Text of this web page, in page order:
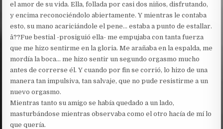
el amor de su vida. Ella, follada por casi dos niños, disfrutando,
y encima reconociéndolo abiertamente. Y mientras le contaba
esto, su mano acariciándole el pene… estaba a punto de estallar.
â??Fue bestial -prosiguió ella- me empujaba con tanta fuerza
que me hizo sentirme en la gloria. Me arañaba en la espalda, me
mordía la boca… me hizo sentir un segundo orgasmo mucho
antes de correrse él. Y cuando por fin se corrió, lo hizo de una
manera tan impulsiva, tan salvaje, que no pude resistirme a un
nuevo orgasmo.
Mientras tanto su amigo se había quedado a un lado,
masturbándose mientras observaba como el otro hacía de mí lo
que quería.